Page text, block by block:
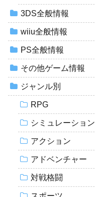
3DS全般情報
wiiu全般情報
PS全般情報
その他ゲーム情報
ジャンル別
RPG
シミュレーション
アクション
アドベンチャー
対戦格闘